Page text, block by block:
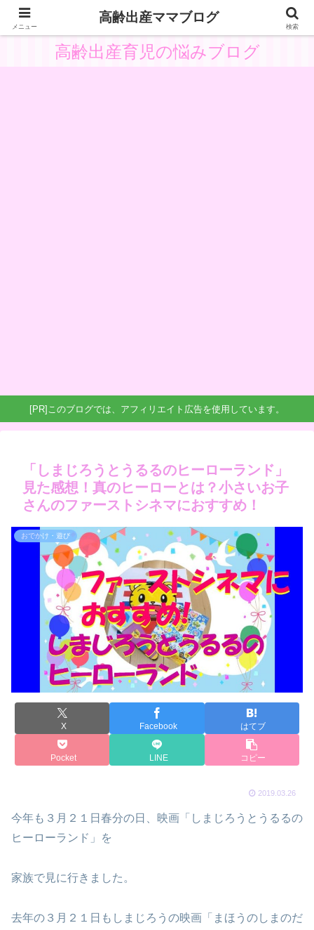
高齢出産の体験と悩みから子供主体の育児を考察
高齢出産育児の悩みブログ
[PR]このブログでは、アフィリエイト広告を使用しています。
「しまじろうとうるるのヒーローランド」
見た感想！真のヒーローとは？小さいお子
さんのファーストシネマにおすすめ！
おでかけ・遊び
X Facebook はてブ
Pocket LINE コピー
2019.03.26
今年も３月２１日春分の日、映画「しまじろうとうるるの
ヒーローランド」を
家族で見に行きました。
去年の３月２１日もしまじろうの映画「まほうのしまのだ
メニュー
高齢出産ママブログ
検索